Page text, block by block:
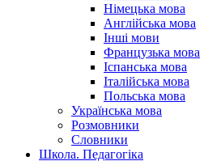
Німецька мова
Англійська мова
Інші мови
Французька мова
Іспанська мова
Італійська мова
Польська мова
Українська мова
Розмовники
Словники
Школа. Педагогіка